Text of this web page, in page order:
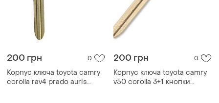
200 грн 0
Корпус ключа toyota camry
corolla rav4 prado auris
200 грн 0
Корпус ключа toyota camry
v50 corolla 3+1 кнопки